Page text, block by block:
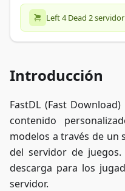
Left 4 Dead 2
Introducción
FastDL (Fast
contenido
modelos a través de un
del servidor de
descarga para los
servidor.